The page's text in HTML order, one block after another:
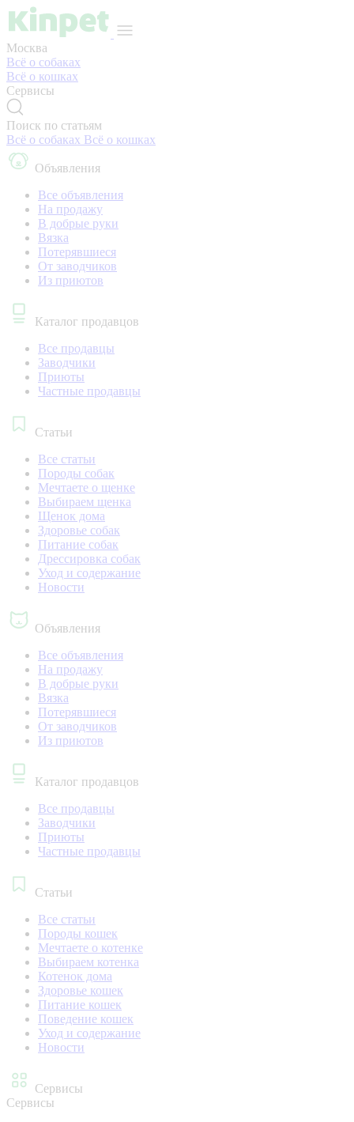
Москва
Всё о собаках
Всё о кошках
Сервисы
Поиск по статьям
Всё о собаках Всё о кошках
Объявления
Все объявления
На продажу
В добрые руки
Вязка
Потерявшиеся
От заводчиков
Из приютов
Каталог продавцов
Все продавцы
Заводчики
Приюты
Частные продавцы
Статьи
Все статьи
Породы собак
Мечтаете о щенке
Выбираем щенка
Щенок дома
Здоровье собак
Питание собак
Дрессировка собак
Уход и содержание
Новости
Объявления
Все объявления
На продажу
В добрые руки
Вязка
Потерявшиеся
От заводчиков
Из приютов
Каталог продавцов
Все продавцы
Заводчики
Приюты
Частные продавцы
Статьи
Все статьи
Породы кошек
Мечтаете о котенке
Выбираем котенка
Котенок дома
Здоровье кошек
Питание кошек
Поведение кошек
Уход и содержание
Новости
Сервисы
Сервисы